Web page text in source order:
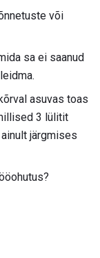
või
sa ei saanud
asuvas toas
3 lülitit
järgmises